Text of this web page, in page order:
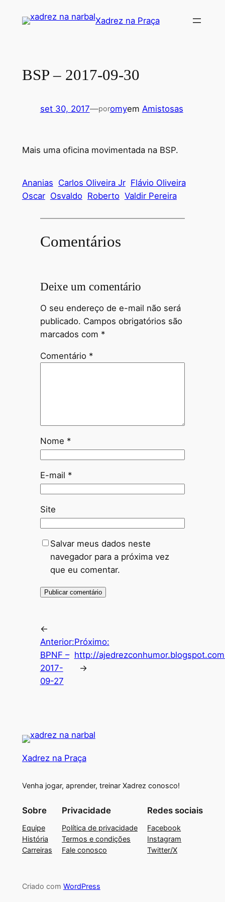
Xadrez na Praça
BSP – 2017-09-30
set 30, 2017—poromyem Amistosas
Mais uma oficina movimentada na BSP.
Ananias Carlos Oliveira Jr Flávio Oliveira
Oscar Osvaldo Roberto Valdir Pereira
Comentários
Deixe um comentário
O seu endereço de e-mail não será
publicado. Campos obrigatórios são
marcados com *
Comentário *
Nome *
E-mail *
Site
Salvar meus dados neste
navegador para a próxima vez
que eu comentar.
←
Anterior:
BPNF –
2017-
09-27
Próximo:
http://
→
Xadrez na Praça
Venha jogar, aprender, treinar Xadrez conosco!
Sobre
Equipe
História
Carreiras
Privacidade
Política de privacidade
Termos e condições
Fale conosco
Redes sociais
Facebook
Instagram
Twitter/X
Criado com WordPress